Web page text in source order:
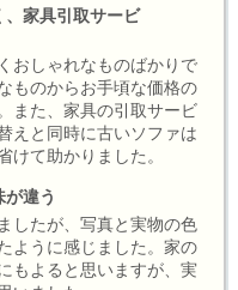
、家具引取サービ
おしゃれなものばかりで
ものからお手頃な価格の
また、家具の引取サービ
えと同時に古いソファは
けて助かりました。
違う
したが、写真と実物の色
ように感じました。家の
もよると思いますが、実